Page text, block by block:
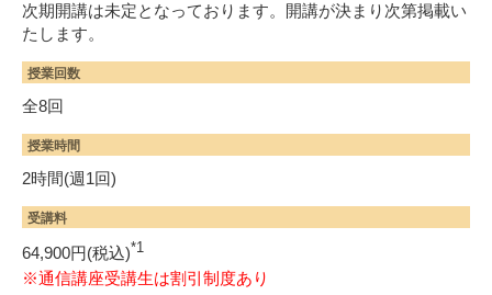
次期開講は未定となっております。開講が決まり次第掲載い
たします。
授業回数
全8回
授業時間
2時間(週1回)
受講料
64,900円(税込)*1
※通信講座受講生は割引制度あり